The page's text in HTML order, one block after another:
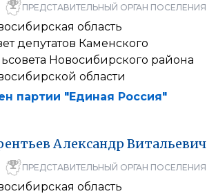
ПРЕДСТАВИТЕЛЬНЫЙ ОРГАН ПОСЕЛЕНИЯ
область
депутатов Каменского
Новосибирского района
области
партии "Единая Россия"
Александр Витальевич
ПРЕДСТАВИТЕЛЬНЫЙ ОРГАН ПОСЕЛЕНИЯ
область